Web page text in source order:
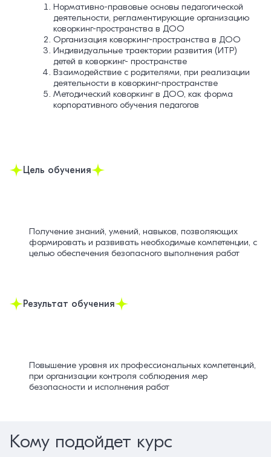
Нормативно-правовые основы педагогической
деятельности, регламентирующие организацию
коворкинг-пространства в ДОО
Организация коворкинг-пространства в ДОО
Индивидуальные траектории развития (ИТР)
детей в коворкинг- пространстве
Взаимодействие с родителями, при реализации
деятельности в коворкинг-пространстве
Методический коворкинг в ДОО, как форма
корпоративного обучения педагогов
Цель обучения
Получение знаний, умений, навыков, позволяющих
формировать и развивать необходимые компетенции, с
целью обеспечения безопасного выполнения работ
Результат обучения
Повышение уровня их профессиональных компетенций,
при организации контроля соблюдения мер
безопасности и исполнения работ
Кому подойдет курс